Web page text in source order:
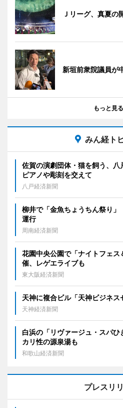
Ｊリーグ、真夏の
新垣前衆院議員が
もっと見る
みん経ト
佐賀の演劇団体・猫を飼う、
ピアノや彫刻を交えて
八戸経済新聞
柳井で「金魚ちょうちん祭り
運行
周南経済新聞
花園中央公園で「ナイトフェ
催、レゲエライブも
東大阪経済新聞
天神に複合ビル「天神ビジネス
天神経済新聞
白浜の「リヴァージュ・スパ
カリ性の源泉湯も
和歌山経済新聞
プレスリ